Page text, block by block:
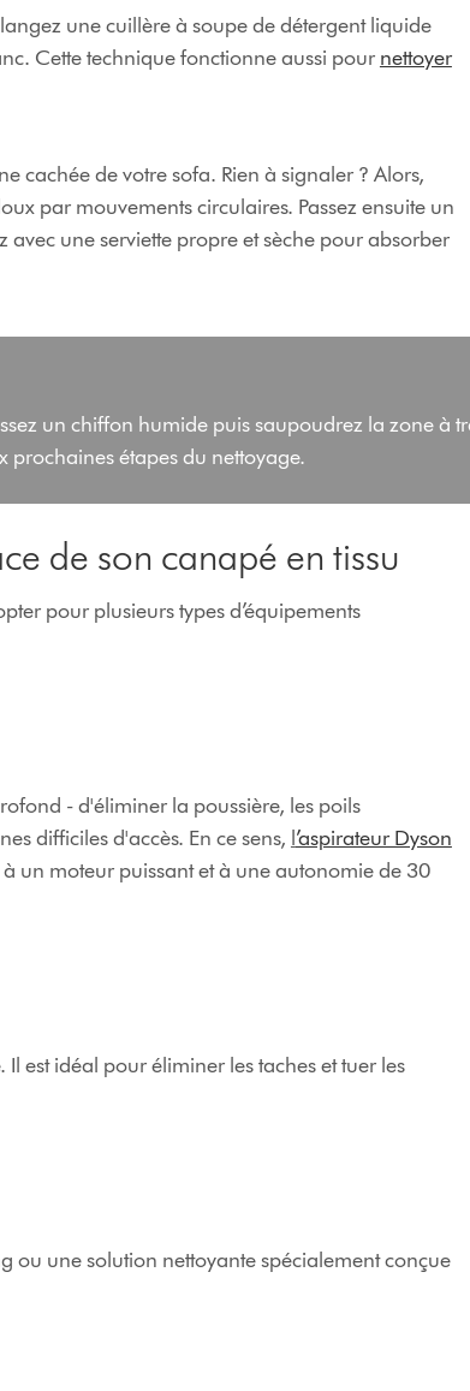
une cuillère à soupe de détergent liquide
Cette technique fonctionne aussi pour nettoyer
cachée de votre sofa. Rien à signaler ? Alors,
par mouvements circulaires. Passez ensuite un
une serviette propre et sèche pour absorber
un chiffon humide puis saupoudrez la zone à
prochaines étapes du nettoyage.
de son canapé en tissu
pour plusieurs types d’équipements
- d'éliminer la poussière, les poils
difficiles d'accès. En ce sens, l’aspirateur Dyson
un moteur puissant et à une autonomie de 30
est idéal pour éliminer les taches et tuer les
ou une solution nettoyante spécialement conçue